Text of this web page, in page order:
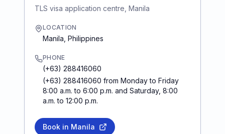
TLS visa application centre, Manila
LOCATION
Manila Philippines
PHONE
(+63) 288416060
(+63) 288416060 from Monday to Friday
8:00 a.m. to 6:00 p.m. and Saturday, 8:00
a.m. to 12:00 p.m.
Book in Manila